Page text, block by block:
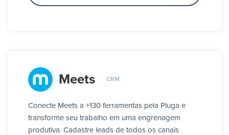
Meets CRM
Conecte Meets a +130 ferramentas pela Pluga e
transforme seu trabalho em uma engrenagem
produtiva. Cadastre leads de todos os canais